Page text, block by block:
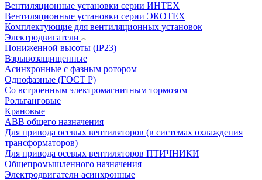
Вентиляционные установки серии ИНТЕХ
Вентиляционные установки серии ЭКОТЕХ
Комплектующие для вентиляционных установок
Электродвигатели
Пониженной высоты (IP23)
Взрывозащищенные
Асинхронные с фазным ротором
Однофазные (ГОСТ Р)
Со встроенным электромагнитным тормозом
Рольганговые
Крановые
АВВ общего назначения
Для привода осевых вентиляторов (в системах охлаждения
трансформаторов)
Для привода осевых вентиляторов ПТИЧНИКИ
Общепромышленного назначения
Электродвигатели асинхронные